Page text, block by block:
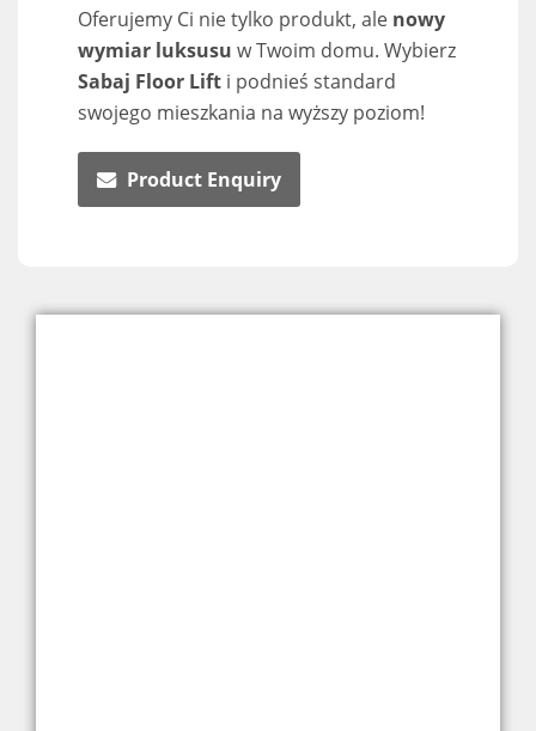
Oferujemy Ci nie tylko produkt, ale nowy
wymiar luksusu w Twoim domu. Wybierz
Sabaj Floor Lift i podnieś standard
swojego mieszkania na wyższy poziom!
Product Enquiry